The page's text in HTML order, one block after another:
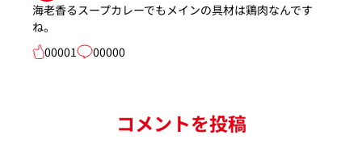
海老香るスープカレーでもメインの具材は鶏肉なんです
ね。
00001
00000
コメントを投稿